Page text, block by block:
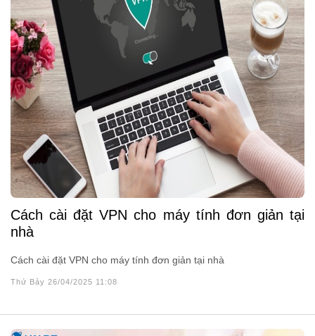
Cách cài đặt VPN cho máy tính đơn giản tại
nhà
Cách cài đặt VPN cho máy tính đơn giản tại nhà
Thứ Bảy 26/04/2025 11:08